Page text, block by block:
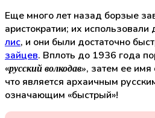
Еще много лет назад борзые
аристократии; их
лис, и они были достаточно
зайцев. Вплоть до 1936 года
«русский волкодав», затем ее имя
что является архаичным
означающим «быстрый»!